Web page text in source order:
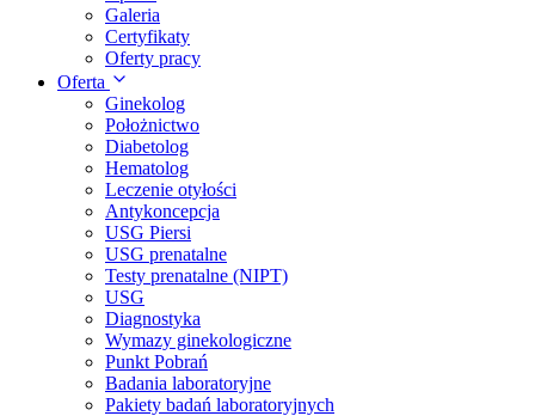
Galeria
Certyfikaty
Oferty pracy
Oferta
Ginekolog
Położnictwo
Diabetolog
Hematolog
Leczenie otyłości
Antykoncepcja
USG Piersi
USG prenatalne
Testy prenatalne (NIPT)
USG
Diagnostyka
Wymazy ginekologiczne
Punkt Pobrań
Badania laboratoryjne
Pakiety badań laboratoryjnych